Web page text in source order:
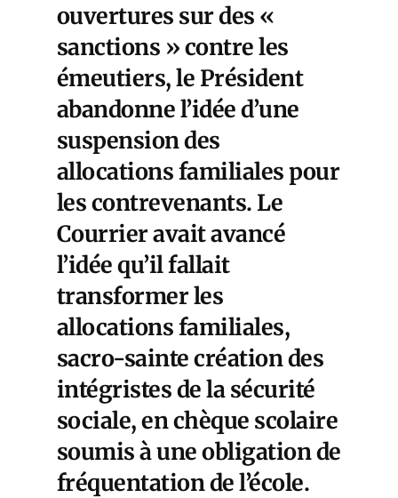
ouvertures sur des «
sanctions » contre les
émeutiers, le Président
abandonne l’idée d’une
suspension des
allocations familiales pour
les contrevenants. Le
Courrier avait avancé
l’idée qu’il fallait
transformer les
allocations familiales,
sacro-sainte création des
intégristes de la sécurité
sociale, en chèque scolaire
soumis à une obligation de
fréquentation de l’école.